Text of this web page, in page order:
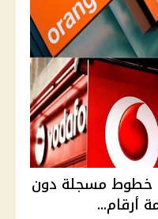
خطوط مسجلة دون
أرقام...